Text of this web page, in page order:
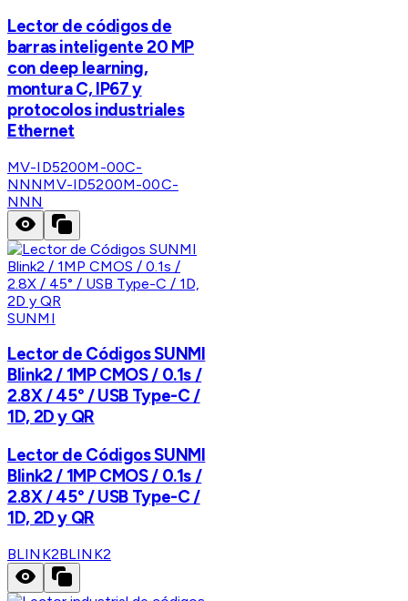
Lector de códigos de
barras inteligente 20 MP
con deep learning,
montura C, IP67 y
protocolos industriales
Ethernet
MV-ID5200M-00C-
NNNMV-ID5200M-00C-
NNN
SUNMI
Lector de Códigos SUNMI
Blink2 / 1MP CMOS / 0.1s /
2.8X / 45° / USB Type-C /
1D, 2D y QR
Lector de Códigos SUNMI
Blink2 / 1MP CMOS / 0.1s /
2.8X / 45° / USB Type-C /
1D, 2D y QR
BLINK2BLINK2